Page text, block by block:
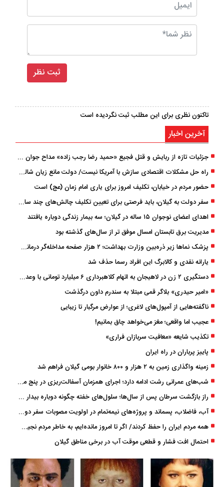
تاکنون نظری برای این مطلب ثبت نگردیده است
آخرین اخبار
جزئیات تازه از ربایش و قتل فجیع «حمید رضا رجب زاده» مداح جوان تهرانی؛ ۴ متهم بازداشت شدند
راه حل مشکلات اقتصادی سازش با آمریکا نیست/ دولت مانع زیان شالیکاران شود
حضور مردم در خیابان، تکلیف امروز برای یاری امام زمان (عج) است
سفر دولت به گیلان، باید فرصتی برای تعیین تکلیف چالش‌های چند ساله استان باشد
اهدای اعضای نوجوان ۱۵ ساله در گیلان؛ سه بیمار زندگی دوباره یافتند
مدیریت برق تابستان امسال موفق ‌تر از سال‌های گذشته بود
پزشک ‌نماها زیر ذره‌بین وزارت بهداشت؛ ۲ هزار صفحه مداخله‌گر درمانی مسدود شد
یارانه نقدی و کالابرگ این افراد رسما حذف شد
دستگیری ۲ زن در لاهیجان به اتهام کلاهبرداری ۶ میلیارد تومانی با وعده وام
«امیر حیدری» بلاگر قمی مبتلا به سندرم داون درگذشت
ناگفته‌هایی از آمپول‌های لاغری؛ از عوارض مرگبار تا زیبایی
عجیب اما واقعی؛ مغز می‌خواهد چاق بمانیم!
تکذیب شایعه «معافیت سربازان فراری»
پاییز پرباران در راه ایران
زمینه واگذاری زمین به ۲ هزار و ۸۰۰ خانوار بومی گیلان فراهم شد
شب‌های عمرانی رشت ادامه دارد؛ اجرای همزمان آسفالت‌ریزی در پنج منطقه شهری
راز بازگشت سرطان پس از سال‌ها؛ سلول‌های خفته چگونه دوباره بیدار می‌شوند؟
آب، فاضلاب، پسماند و پروژه‌های نیمه‌تمام در اولویت مصوبات سفر دولت
همه مردم ایران را حفظ کردند/ اگر تا امروز مانده‌ایم، به ‌خاطر مردم نجیب ایران بوده است
احتمال افت فشار و قطعی موقت آب در برخی مناطق گیلان